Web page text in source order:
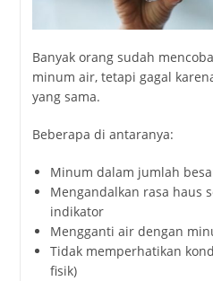
Banyak orang sudah mencoba
minum air, tetapi gagal
yang sama.
Beberapa di antaranya:
Minum dalam jumlah
Mengandalkan rasa haus
indikator
Mengganti air dengan
Tidak memperhatikan
fisik)